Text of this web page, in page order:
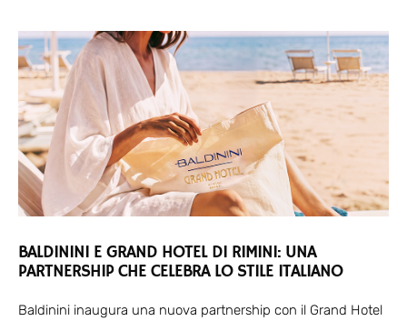
BALDININI E GRAND HOTEL DI RIMINI: UNA
PARTNERSHIP CHE CELEBRA LO STILE ITALIANO
Baldinini inaugura una nuova partnership con il Grand Hotel